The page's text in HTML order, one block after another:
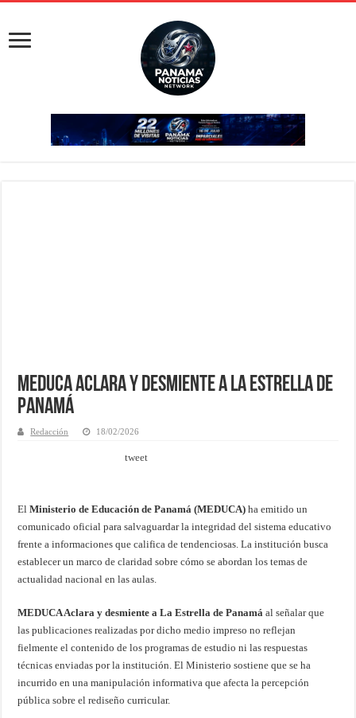
MEDUCA Aclara y desmiente a La Estrella de
Panamá
Redacción 18/02/2026
tweet
ElMinisterio de Educación de Panamá (MEDUCA) ha emitido un
comunicado oficial para salvaguardar la integridad del sistema educativo
frente a informaciones que califica de tendenciosas. La institución busca
establecer un marco de claridad sobre cómo se abordan los temas de
actualidad nacional en las aulas.
MEDUCA Aclara y desmiente a La Estrella de Panamá al señalar que
las publicaciones realizadas por dicho medio impreso no reflejan
fielmente el contenido de los programas de estudio ni las respuestas
técnicas enviadas por la institución. El Ministerio sostiene que se ha
incurrido en una manipulación informativa que afecta la percepción
pública sobre el rediseño curricular.